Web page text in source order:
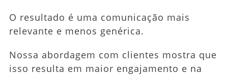
O resultado é uma comunicação mais
relevante e menos genérica.
Nossa abordagem com clientes mostra que
isso resulta em maior engajamento e na